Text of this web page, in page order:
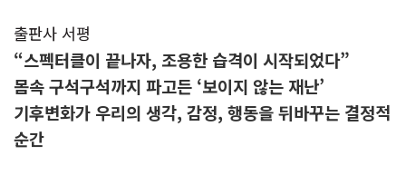
쳐 발견된 신경독소 | 기후변화가 시아노박테리아의 대
증식을 부르다 | 사막과 물가를 가리지 않고 전파되는
치매 | 수은 중독, 마비, 알츠하이머병의 상승 효과 | 시
아노톡신의 위험성이 규제되지 않는 이유 | 에어로졸 탐
지기가 뒷마당에서 발견한 것
--- 「프롤로그」 중에서
프랭클랜드의 주장에 따르면 망각이 일어나는 비율은
환경이 얼마나 예측 가능한가에 일정 부분 달려 있다.
“역동적인 환경에서는 시간이 지날수록 기존 정보의 유
었고, 그가 시각화한 기후변화 데이터는 언론사의 신뢰
할 만한 자료로 쓰였을 뿐 아니라 미국 상원에까지 제출
됐다. 200만 독자를 지닌 미국의 비영리 환경 매거진
〈그리스트Grist〉의 창간 멤버로서 그가 쓴 글은 〈가
디언〉, 〈디 애틀랜틱〉, 〈이코노미스트〉, 〈사이
언티픽 아메리칸〉, 〈로직〉 등 다양한 매체에 소개됐
출판사 서평
“스펙터클이 끝나자, 조용한 습격이 시작되었다”
몸속 구석구석까지 파고든 ‘보이지 않는 재난’
기후변화가 우리의 생각, 감정, 행동을 뒤바꾸는 결정적
순간